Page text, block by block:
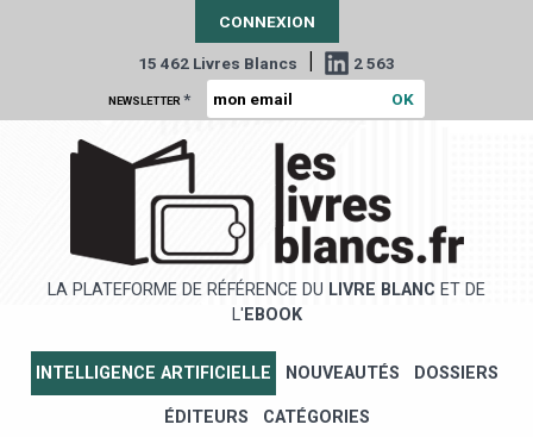
CONNEXION
15 462 Livres Blancs | 2 563
NEWSLETTER *
LA PLATEFORME DE RÉFÉRENCE DU LIVRE BLANC ET DE
L' EBOOK
INTELLIGENCE ARTIFICIELLE NOUVEAUTÉS DOSSIERS
ÉDITEURS CATÉGORIES